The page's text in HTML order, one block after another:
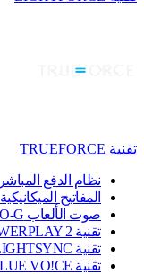
تقنية TRUEFORCE
نظام الدفع المباشر
المفاتيح الميكانيكية
صوت الألعاب PRO-G
تقنية ‏POWERPLAY 2
تقنية LIGHTSYNC
تقنية BLUE VO!CE